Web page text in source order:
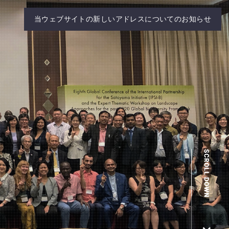
当ウェブサイトの新しいアドレスについてのお知らせ